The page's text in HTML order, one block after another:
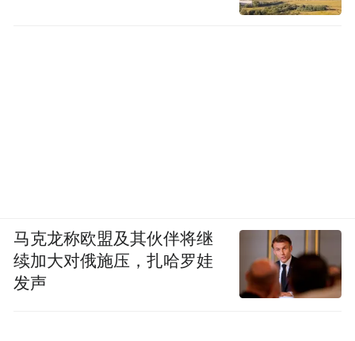
马克龙称欧盟及其伙伴将继
续加大对俄施压，扎哈罗娃
发声